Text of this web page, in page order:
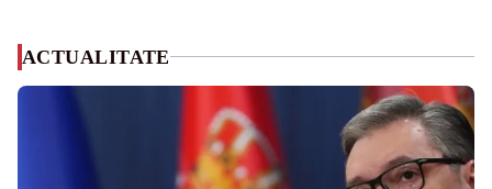
ACTUALITATE